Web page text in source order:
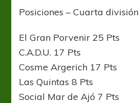
Posiciones – Cuarta división
El Gran Porvenir 25 Pts
C.A.D.U. 17 Pts
Cosme Argerich 17 Pts
Las Quintas 8 Pts
Social Mar de Ajó 7 Pts